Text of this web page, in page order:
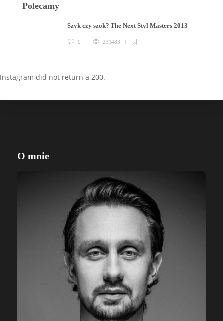
Polecamy
Szyk czy szok? The Next Styl Masters 2013
0 231483
Instagram did not return a 200.
O mnie